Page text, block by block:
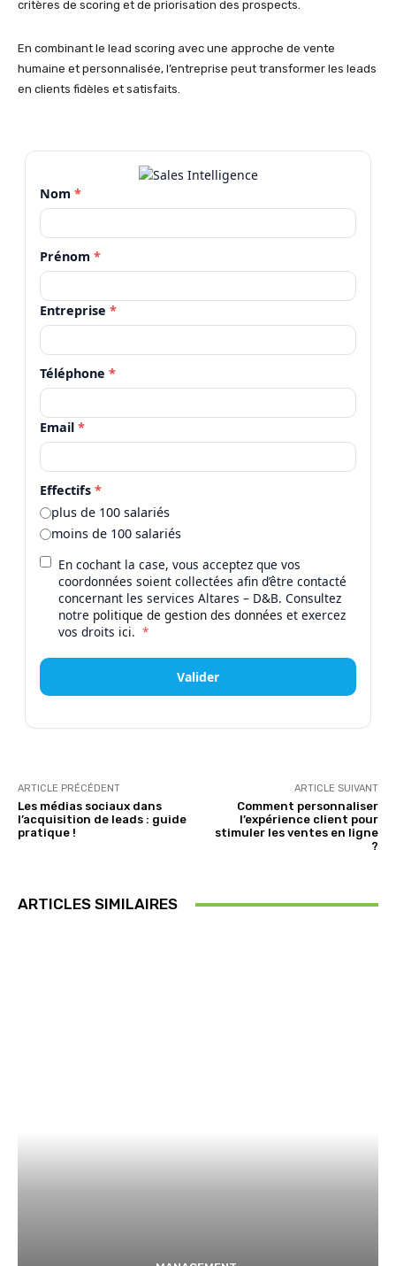
critères de scoring et de priorisation des prospects.
En combinant le lead scoring avec une approche de vente
humaine et personnalisée, l’entreprise peut transformer les leads
en clients fidèles et satisfaits.
Nom *
Prénom *
Entreprise *
Téléphone *
Email *
Effectifs *
plus de 100 salariés
moins de 100 salariés
En cochant la case, vous acceptez que vos
coordonnées soient collectées afin d’être contacté
concernant les services Altares – D&B. Consultez
notre politique de gestion des données et exercez
vos droits ici. *
Valider
ARTICLE PRÉCÉDENT
Les médias sociaux dans
l’acquisition de leads : guide
pratique !
ARTICLE SUIVANT
Comment personnaliser
l’expérience client pour
stimuler les ventes en ligne
?
ARTICLES SIMILAIRES